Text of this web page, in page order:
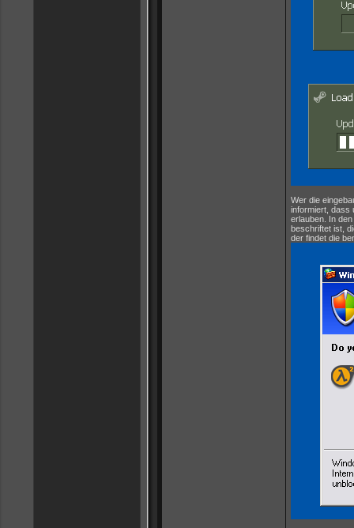
Wer die
informiert, dass
erlauben. In
beschriftet ist,
der findet die